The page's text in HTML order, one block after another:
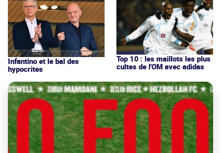
Infantino et le bal des
hypocrites
Top 10 : les maillots les plus
cultes de l'OM avec adidas